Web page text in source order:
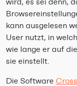
kann ausgelesen
User nutzt, in
wie lange er auf
sie einstellt.
Die Software